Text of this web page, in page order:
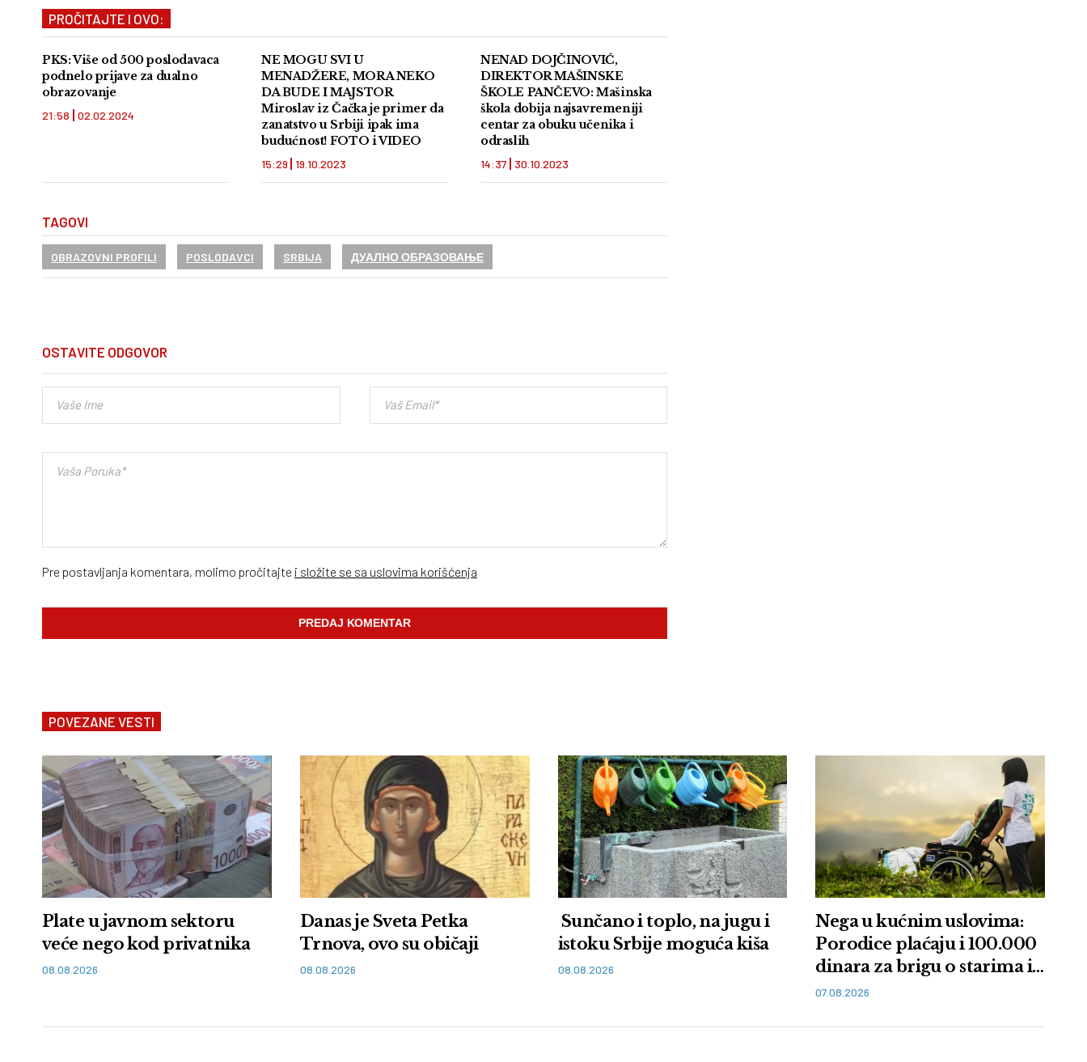
PROČITAJTE I OVO:
PKS: Više od 500 poslodavaca
podnelo prijave za dualno
obrazovanje
21:58 02.02.2024
NE MOGU SVI U
MENADŽERE, MORA NEKO
DA BUDE I MAJSTOR
Miroslav iz Čačka je primer da
zanatstvo u Srbiji ipak ima
budućnost! FOTO i VIDEO
15:29 19.10.2023
NENAD DOJČINOVIĆ,
DIREKTOR MAŠINSKE
ŠKOLE PANČEVO: Mašinska
škola dobija najsavremeniji
centar za obuku učenika i
odraslih
14:37 30.10.2023
TAGOVI
OBRAZOVNI PROFILI POSLODAVCI SRBIJA ДУАЛНО ОБРАЗОВАЊЕ
OSTAVITE ODGOVOR
Pre postavljanja komentara, molimo pročitajte i složite se sa uslovima korišćenja
POVEZANE VESTI
Plate u javnom sektoru
veće nego kod privatnika
08.08.2026
Danas je Sveta Petka
Trnova, ovo su običaji
08.08.2026
Sunčano i toplo, na jugu i
istoku Srbije moguća kiša
08.08.2026
Nega u kućnim uslovima:
Porodice plaćaju i 100.000
dinara za brigu o starima i
bolesnima
07.08.2026